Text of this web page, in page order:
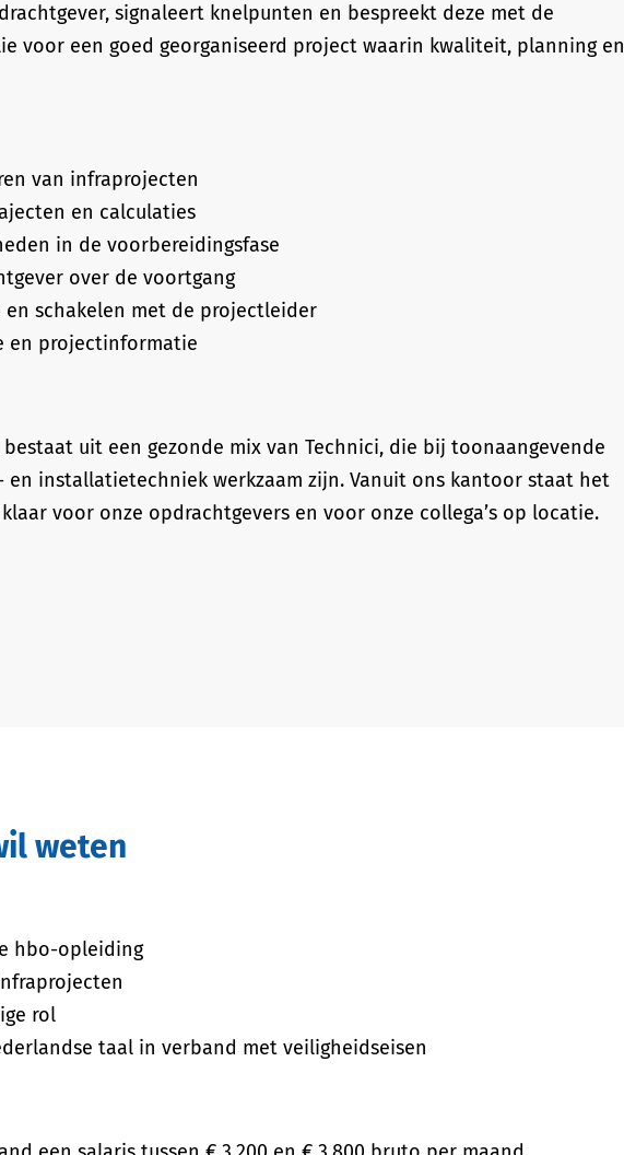
signaleert knelpunten en bespreekt deze met de
voor een goed georganiseerd project waarin kwaliteit, planning en
van infraprojecten
en calculaties
in de voorbereidingsfase
over de voortgang
schakelen met de projectleider
en projectinformatie
uit een gezonde mix van Technici, die bij toonaangevende
en installatietechniek werkzaam zijn. Vanuit ons kantoor staat het
voor onze opdrachtgevers en voor onze collega’s op locatie.
weten
hbo-opleiding
rol
taal in verband met veiligheidseisen